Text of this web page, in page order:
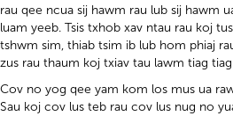
rau qee ncua sij hawm rau lub sij hawm
luam yeeb. Tsis txhob xav ntau rau koj
tshwm sim, thiab tsim ib lub hom phiaj
zus rau thaum koj txiav tau lawm tiag tiag.
Cov no yog qee yam kom los mus ua
Sau koj cov lus teb rau cov lus nug no